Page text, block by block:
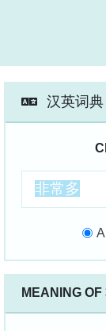
汉英词典
All
MEANING OF